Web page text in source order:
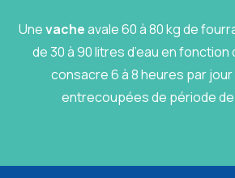
Unevacheavale 60 à 80 kg de
de 30 à 90 litres d’eau en fonction
consacre 6 à 8 heures par jour
entrecoupées de période